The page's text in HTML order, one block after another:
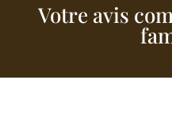
Votre avis